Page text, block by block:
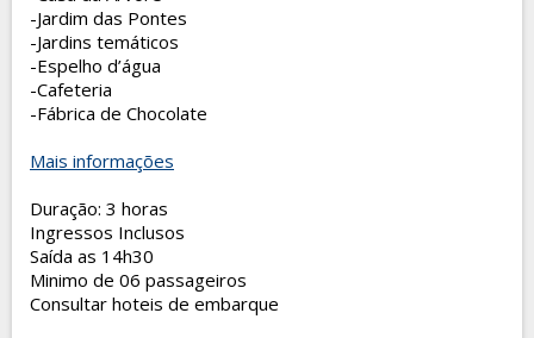
-Jardim das Pontes
-Jardins temáticos
-Espelho d’água
-Cafeteria
-Fábrica de Chocolate
Mais informações
Duração: 3 horas
Ingressos Inclusos
Saída as 14h30
Minimo de 06 passageiros
Consultar hoteis de embarque